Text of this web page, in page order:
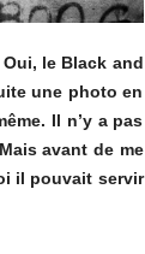
le Black and
une photo en
Il n’y a pas
avant de me
il pouvait servir